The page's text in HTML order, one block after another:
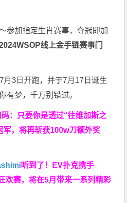
参加指定生肖赛事，夺冠即加
线上金手链赛事门
月3日开跑，并于7月17日诞生
有梦，千万别错过。
：只要你是透过“往维加斯之
军，将再斩获100w刀额外奖
听到了！EV扑克携手
欢赛，将在5月带来一系列精彩